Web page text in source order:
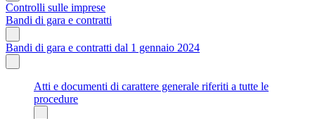
Controlli sulle imprese
Bandi di gara e contratti
Bandi di gara e contratti dal 1 gennaio 2024
Atti e documenti di carattere generale riferiti a tutte le
procedure